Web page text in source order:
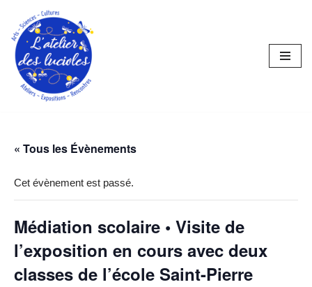
Aller
au
contenu
« Tous les Évènements
Cet évènement est passé.
Médiation scolaire • Visite de
l’exposition en cours avec deux
classes de l’école Saint-Pierre